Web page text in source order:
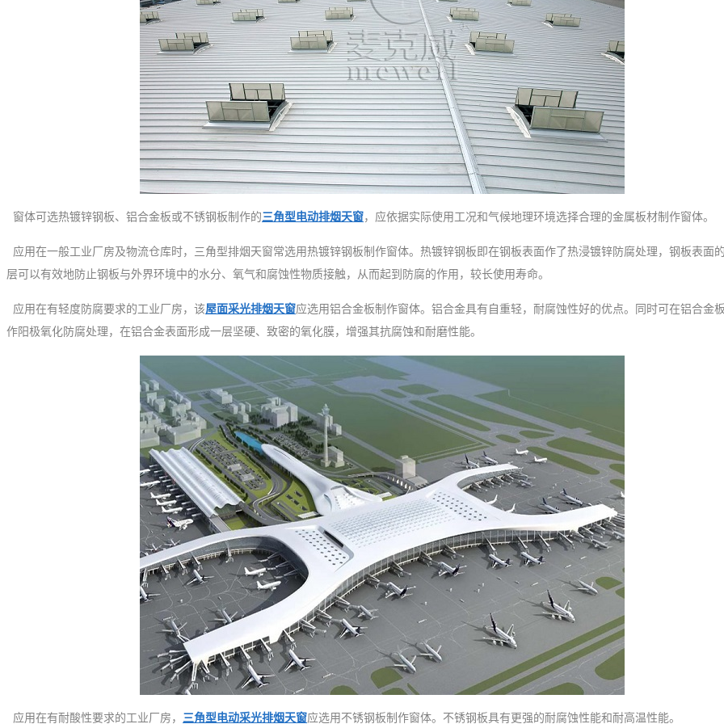
窗体可选热镀锌钢板、铝合金板或不锈钢板制作的三角型电动排烟天窗，应依据实际使用工况和气候地理环境选择合理的金属板材制作窗体。
应用在一般工业厂房及物流仓库时，三角型排烟天窗常选用热镀锌钢板制作窗体。热镀锌钢板即在钢板表面作了热浸镀锌防腐处理，钢板表面
层可以有效地防止钢板与外界环境中的水分、氧气和腐蚀性物质接触，从而起到防腐的作用，较长使用寿命。
应用在有轻度防腐要求的工业厂房，该屋面采光排烟天窗应选用铝合金板制作窗体。铝合金具有自重轻，耐腐蚀性好的优点。同时可在铝合金
作阳极氧化防腐处理，在铝合金表面形成一层坚硬、致密的氧化膜，增强其抗腐蚀和耐磨性能。
应用在有耐酸性要求的工业厂房， 三角型 电动采光排烟天窗应选用不锈钢板制作窗体。不锈钢板具有更强的耐腐蚀性能和耐高温性能。